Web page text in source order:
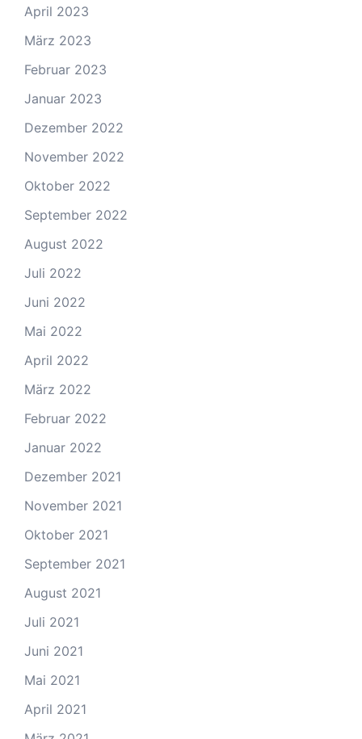
April 2023
März 2023
Februar 2023
Januar 2023
Dezember 2022
November 2022
Oktober 2022
September 2022
August 2022
Juli 2022
Juni 2022
Mai 2022
April 2022
März 2022
Februar 2022
Januar 2022
Dezember 2021
November 2021
Oktober 2021
September 2021
August 2021
Juli 2021
Juni 2021
Mai 2021
April 2021